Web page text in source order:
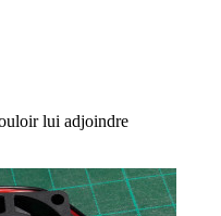
lui adjoindre